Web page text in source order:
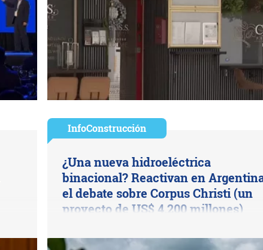
InfoConstrucción
¿Una nueva hidroeléctrica
binacional? Reactivan en
el debate sobre Corpus Christi (un
proyecto de US$ 4.200 millones)